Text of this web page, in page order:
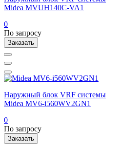
Midea MVUH140C-VA1
0
По запросу
Заказать
Наружный блок VRF системы
Midea MV6-i560WV2GN1
0
По запросу
Заказать